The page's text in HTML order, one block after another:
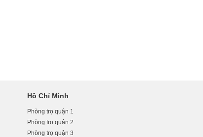
Hồ Chí Minh
Phòng trọ quận 1
Phòng trọ quận 2
Phòng trọ quận 3